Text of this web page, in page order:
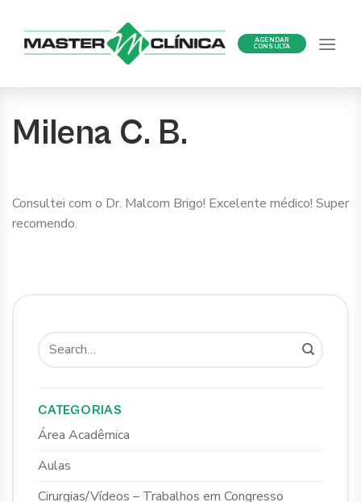
AGENDAR
CONSULTA
Milena C. B.
Consultei com o Dr. Malcom Brigo! Excelente médico! Super
recomendo.
CATEGORIAS
Área Acadêmica
Aulas
Cirurgias/Vídeos – Trabalhos em Congresso